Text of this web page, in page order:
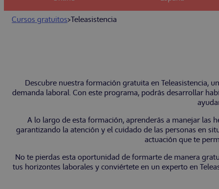
Cursos gratuitos>Teleasistencia
Descubre nuestra formación gratuita en Teleasistencia,
demanda laboral. Con este programa, podrás desarrollar
A lo largo de esta formación, aprenderás a manejar las
garantizando la atención y el cuidado de las personas en
actuación que te
No te pierdas esta oportunidad de formarte de manera
tus horizontes laborales y conviértete en un experto en